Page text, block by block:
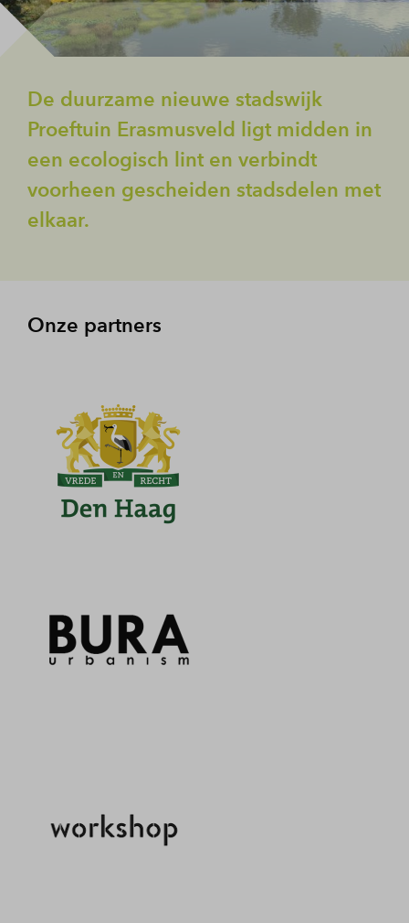
De duurzame nieuwe stadswijk
Proeftuin Erasmusveld ligt midden in
een ecologisch lint en verbindt
voorheen gescheiden stadsdelen met
elkaar.
Onze partners